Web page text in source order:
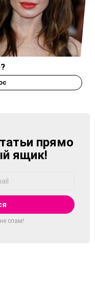
прямо
ящик!
спам!